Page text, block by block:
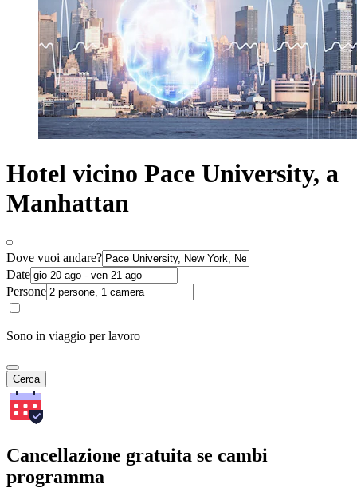
Hotel vicino Pace University, a
Manhattan
Dove vuoi andare?
Date
Persone
Sono in viaggio per lavoro
Cerca
Cancellazione gratuita se cambi
programma